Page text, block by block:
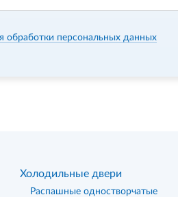
обработки персональных данных
Холодильные двери
Распашные одностворчатые